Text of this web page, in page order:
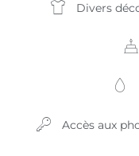
Divers
Accès aux